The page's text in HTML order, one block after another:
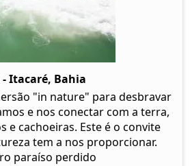
Itacaré, Bahia
"in nature" para desbravar
e nos conectar com a terra,
e cachoeiras. Este é o convite
tem a nos proporcionar.
paraíso perdido